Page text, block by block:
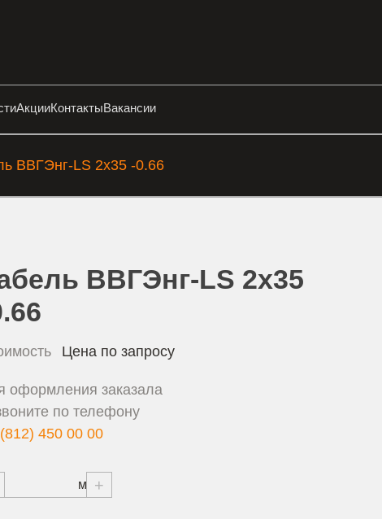
АкцииКонтактыВакансии
ВВГЭнг-LS 2х35 -0.66
ВВГЭнг-LS 2х35
Цена по запросу
оформления заказала
по телефону
450 00 00
+